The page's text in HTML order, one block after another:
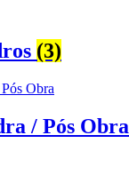
(3)
/ Pós Obra